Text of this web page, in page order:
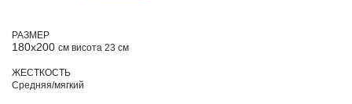
РАЗМЕР
180х200 см висота 23 см
ЖЕСТКОСТЬ
Средняя/мягкий